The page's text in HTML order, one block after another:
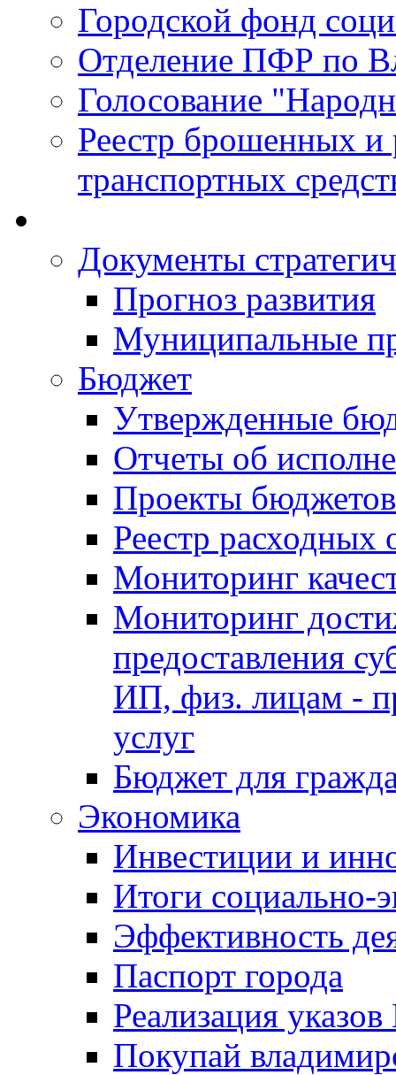
Городской фонд
Отделение ПФР по
Голосование
Реестр брошенных и
транспортных
Документы
Прогноз развития
Муниципальные
Бюджет
Утвержденные
Отчеты об
Проекты бюджетов
Реестр расходных
Мониторинг
Мониторинг
предоставления
ИП, физ. лицам -
услуг
Бюджет для
Экономика
Инвестиции и
Итоги социально-
Эффективность
Паспорт города
Реализация
Покупай